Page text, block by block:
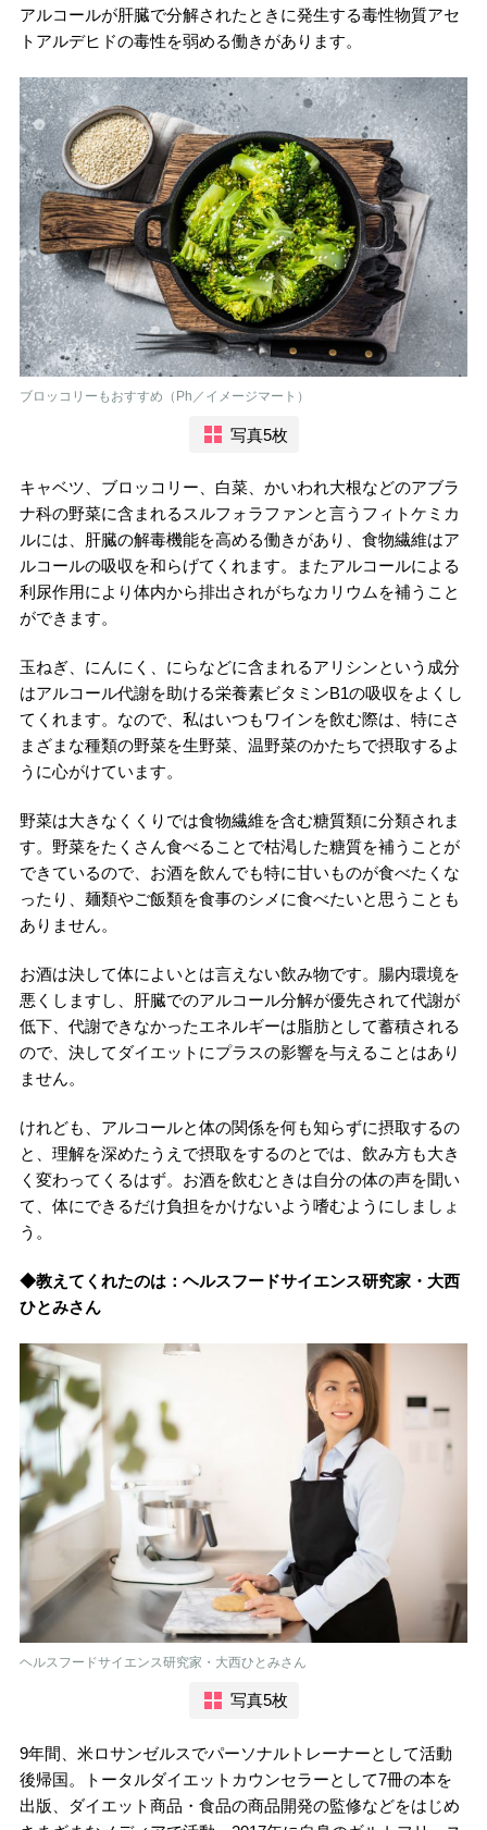
アルコールが肝臓で分解されたときに発生する毒性物質アセ
トアルデヒドの毒性を弱める働きがあります。
ブロッコリーもおすすめ（Ph／イメージマート）
写真5枚
キャベツ、ブロッコリー、白菜、かいわれ大根などのアブラ
ナ科の野菜に含まれるスルフォラファンと言うフィトケミカ
ルには、肝臓の解毒機能を高める働きがあり、食物繊維はア
ルコールの吸収を和らげてくれます。またアルコールによる
利尿作用により体内から排出されがちなカリウムを補うこと
ができます。
玉ねぎ、にんにく、にらなどに含まれるアリシンという成分
はアルコール代謝を助ける栄養素ビタミンB1の吸収をよくし
てくれます。なので、私はいつもワインを飲む際は、特にさ
まざまな種類の野菜を生野菜、温野菜のかたちで摂取するよ
うに心がけています。
野菜は大きなくくりでは食物繊維を含む糖質類に分類されま
す。野菜をたくさん食べることで枯渇した糖質を補うことが
できているので、お酒を飲んでも特に甘いものが食べたくな
ったり、麺類やご飯類を食事のシメに食べたいと思うことも
ありません。
お酒は決して体によいとは言えない飲み物です。腸内環境を
悪くしますし、肝臓でのアルコール分解が優先されて代謝が
低下、代謝できなかったエネルギーは脂肪として蓄積される
ので、決してダイエットにプラスの影響を与えることはあり
ません。
けれども、アルコールと体の関係を何も知らずに摂取するの
と、理解を深めたうえで摂取をするのとでは、飲み方も大き
く変わってくるはず。お酒を飲むときは自分の体の声を聞い
て、体にできるだけ負担をかけないよう嗜むようにしましょ
う。
◆教えてくれたのは：ヘルスフードサイエンス研究家・大西
ひとみさん
ヘルスフードサイエンス研究家・大西ひとみさん
写真5枚
9年間、米ロサンゼルスでパーソナルトレーナーとして活動
後帰国。トータルダイエットカウンセラーとして7冊の本を
出版、ダイエット商品・食品の商品開発の監修などをはじめ